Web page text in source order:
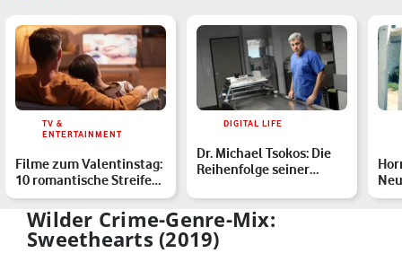
TV &
ENTERTAINMENT
Filme zum Valentinstag:
10 romantische Streifen
fürs Herz
DIGITAL LIFE
Dr. Michael Tsokos: Die
Reihenfolge seiner
ab
Wilder Crime-Genre-Mix:
Sweethearts (2019)